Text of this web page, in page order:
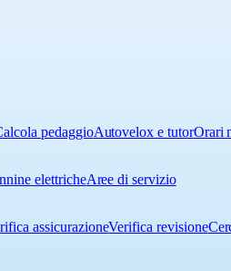
pedaggioAutovelox e tutorOrari
elettricheAree di servizio
assicurazioneVerifica revisione